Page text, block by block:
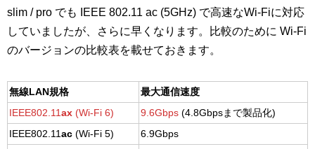
slim / pro でも IEEE 802.11 ac (5GHz) で高速なWi-Fiに対応
していましたが、さらに早くなります。比較のために Wi-Fi
のバージョンの比較表を載せておきます。
無線LAN規格
最大通信速度
IEEE802.11ax (Wi-Fi 6) 9.6Gbps (4.8Gbpsまで製品化)
IEEE802.11ac (Wi-Fi 5)
6.9Gbps